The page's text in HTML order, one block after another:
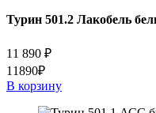
Турин 501.2 Лакобель
11 890 ₽
11890₽
В корзину